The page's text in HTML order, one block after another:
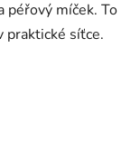
péřový míček. To
praktické síťce.